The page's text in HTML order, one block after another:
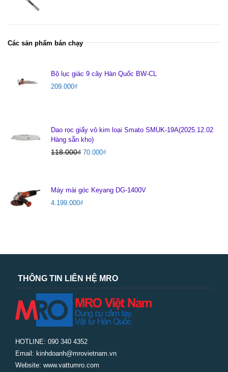
Các sản phẩm bán chạy
Bộ lục giác 9 cây Hàn Quốc BW-CL
209.000₫
Dao rọc giấy vỏ kim loại Smato SMUK-19A(2025.12.02
Hàng sẵn kho)
118.000₫ 70.000₫
Máy mài góc Keyang DG-1400V
4.199.000₫
THÔNG TIN LIÊN HỆ MRO
HOTLINE: 090 340 4352
Email: kinhdoanh@mrovietnam.vn
Website: www.vattumro.com